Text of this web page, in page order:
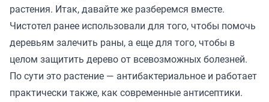
растения. Итак, давайте же разберемся вместе.
Чистотел ранее использовали для того, чтобы помочь
деревьям залечить раны, а еще для того, чтобы в
целом защитить дерево от всевозможных болезней.
По сути это растение — антибактериальное и работает
практически также, как современные антисептики.